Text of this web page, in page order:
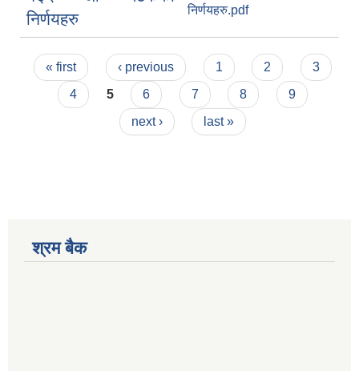
निर्णयहरु
निर्णयहरु.pdf
Pages
« first ‹ previous 1 2
3
4
5 6 7 8
9
next ›
last »
श्रम बैक